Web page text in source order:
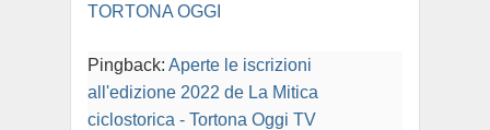
TORTONA OGGI
Pingback: Aperte le iscrizioni
all'edizione 2022 de La Mitica
ciclostorica - Tortona Oggi TV